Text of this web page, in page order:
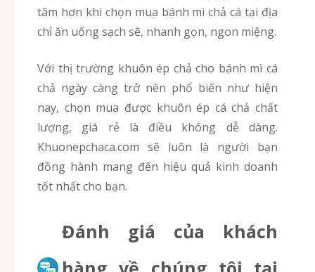
tâm hơn khi chọn mua bánh mì chả cá tại địa
chỉ ăn uống sạch sẽ, nhanh gọn, ngon miệng.
Với thị trường khuôn ép chả cho bánh mì cá
chả ngày càng trở nên phổ biến như hiện
nay, chọn mua được khuôn ép cá chả chất
lượng, giá rẻ là điều không dễ dàng.
Khuonepchaca.com sẽ luôn là người bạn
đồng hành mang đến hiệu quả kinh doanh
tốt nhất cho bạn.
Đánh giá của khách